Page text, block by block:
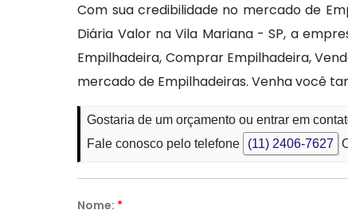
Com sua credibilidade no mercado de
Diária Valor na Vila Mariana - SP, a
Empilhadeira, Comprar Empilhadeira,
mercado de Empilhadeiras. Venha você
Gostaria de um orçamento ou entrar em
Fale conosco pelo telefone
(11) 2406-7627
Nome: *